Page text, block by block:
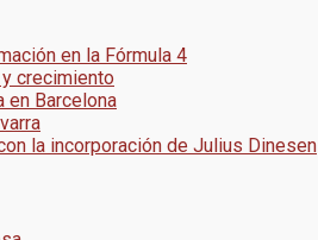
en la Fórmula 4
crecimiento
en Barcelona
la incorporación de Julius Dinesen